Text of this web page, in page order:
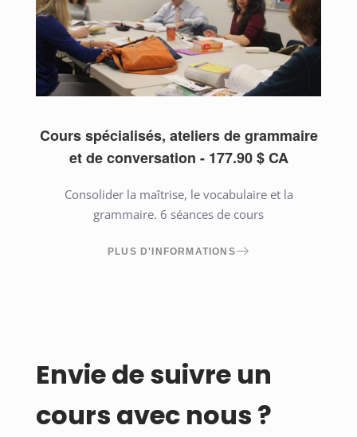
Cours spécialisés, ateliers de grammaire
et de conversation - 177.90 $ CA
Consolider la maîtrise, le vocabulaire et la
grammaire . 6 séances de cours
PLUS D'INFORMATIONS
Envie de suivre un
cours avec nous ?